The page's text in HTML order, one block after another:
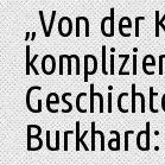
„Von der